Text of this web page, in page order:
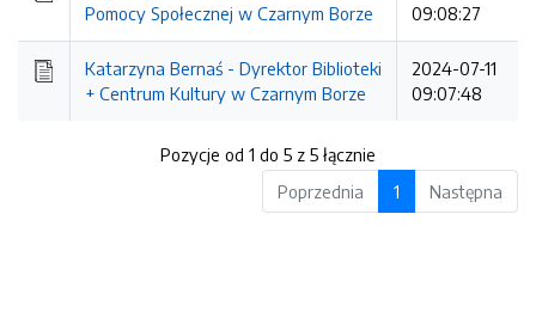
Pomocy Społecznej w Czarnym Borze
09:08:27
Katarzyna Bernaś - Dyrektor Biblioteki
+ Centrum Kultury w Czarnym Borze
2024-07-11
09:07:48
Pozycje od 1 do 5 z 5 łącznie
Poprzednia
1 Następna